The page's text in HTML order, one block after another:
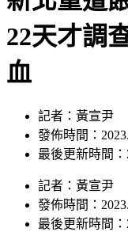
22天才調
血
記者：黃宣尹
發佈時間：
最後更新時間：
記者 ： 黃宣尹
發佈時間：
最後更新時間：